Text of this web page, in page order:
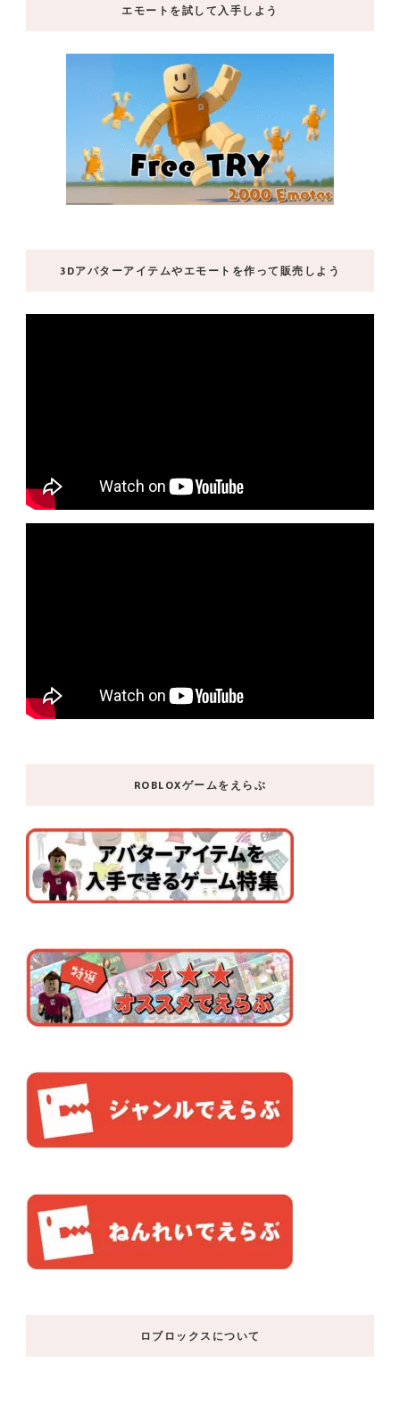
エモートを試して入手しよう
3Dアバターアイテムやエモートを作って販売しよう
ROBLOXゲームをえらぶ
ロブロックスについて